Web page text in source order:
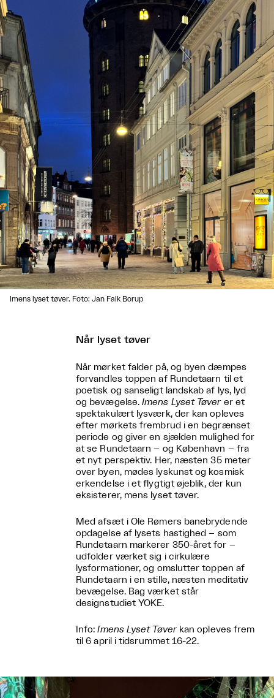
Imens lyset tøver. Foto: Jan Falk Borup
Når lyset tøver
Når mørket falder på, og byen dæmpes
forvandles toppen af Rundetaarn til et
poetisk og sanseligt landskab af lys, lyd
og bevægelse.Imens Lyset Tøverer et
spektakulært lysværk, der kan opleves
efter mørkets frembrud i en begrænset
periode og giver en sjælden mulighed for
at se Rundetaarn – og København – fra
et nyt perspektiv. Her, næsten 35 meter
over byen, mødes lyskunst og kosmisk
erkendelse i et flygtigt øjeblik, der kun
eksisterer, mens lyset tøver.
Med afsæt i Ole Rømers banebrydende
opdagelse af lysets hastighed – som
Rundetaarn markerer 350-året for –
udfolder værket sig i cirkulære
lysformationer, og omslutter toppen af
Rundetaarn i en stille, næsten meditativ
bevægelse. Bag værket står
designstudiet YOKE.
Info:Imens Lyset Tøverkan opleves frem
til 6 april i tidsrummet 16-22.